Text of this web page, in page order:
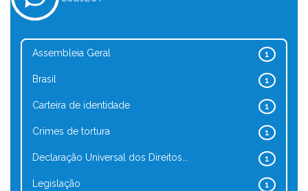
1
Assembleia Geral
1
Brasil
1
Carteira de identidade
1
Crimes de tortura
1
Declaração Universal dos Direitos...
1
Legislação